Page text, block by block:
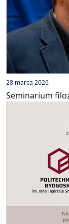
28 marca 2026
Seminarium